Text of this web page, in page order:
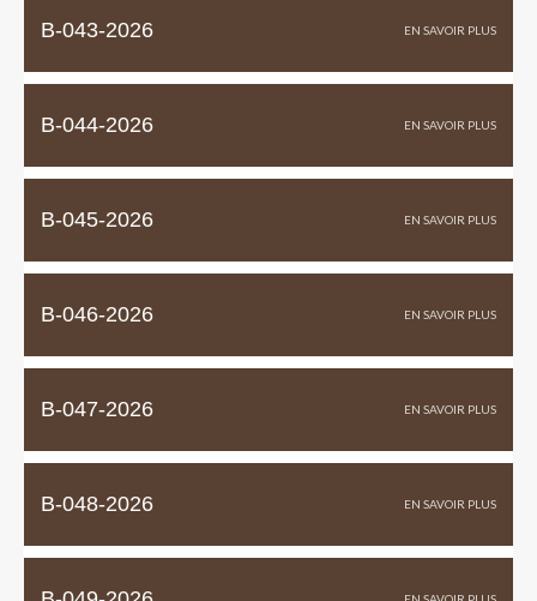
B-043-2026
B-044-2026
B-045-2026
B-046-2026
B-047-2026
B-048-2026